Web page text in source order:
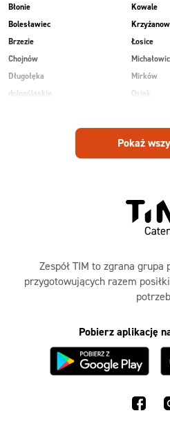
Błonie
Bolesławiec
Brzezie
Chojnów
Długołęka
dolnośląskie
Kowale
Łosice
Mirków
Osiek
Piotrowice
Psary
Pokaż
Zespół TIM to zgrana
przygotowujących razem
Pobierz aplikację